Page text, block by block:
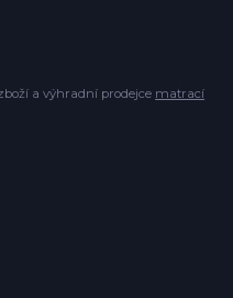
a výhradní prodejce matrací